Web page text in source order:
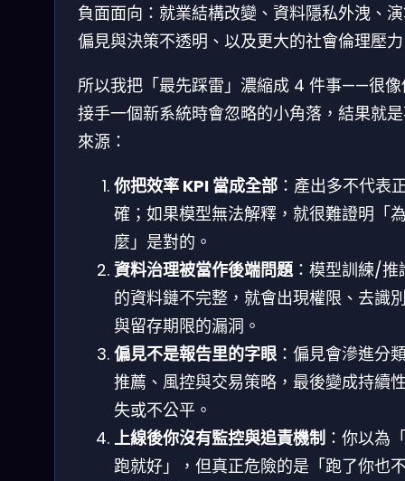
負面面向：就業結構改變、資料隱私外洩、
偏見與決策不透明、以及更大的社會倫理壓
所以我把「最先踩雷」濃縮成 4 件事——很像
接手一個新系統時會忽略的小角落，結果就
來源：
你把效率 KPI 當成全部 ：產出多不代表
確；如果模型無法解釋，就很難證明「
麼」是對的。
資料治理被當作後端問題：模型訓練/推
的資料鏈不完整，就會出現權限、去識
與留存期限的漏洞。
偏見不是報告里的字眼 ：偏見會滲進分
推薦、風控與交易策略，最後變成持續
失或不公平。
上線後你沒有監控與追責機制 ：你以為
跑就好」，但真正危險的是「跑了你也